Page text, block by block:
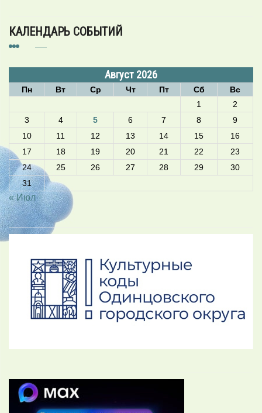
КАЛЕНДАРЬ СОБЫТИЙ
Август 2026
Пн Вт Ср Чт Пт Сб
Вс
1
2
3
4 5 6 7 8
9
10
11 12 13 14 15
16
17
18 19 20 21 22
23
24
25 26 27 28 29
30
31
« Июл